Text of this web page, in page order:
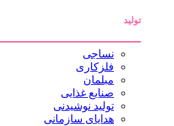
تولید
نساجی
فلزکاری
مبلمان
صنایع غذایی
تولید نوشیدنی
هدایای سازمانی